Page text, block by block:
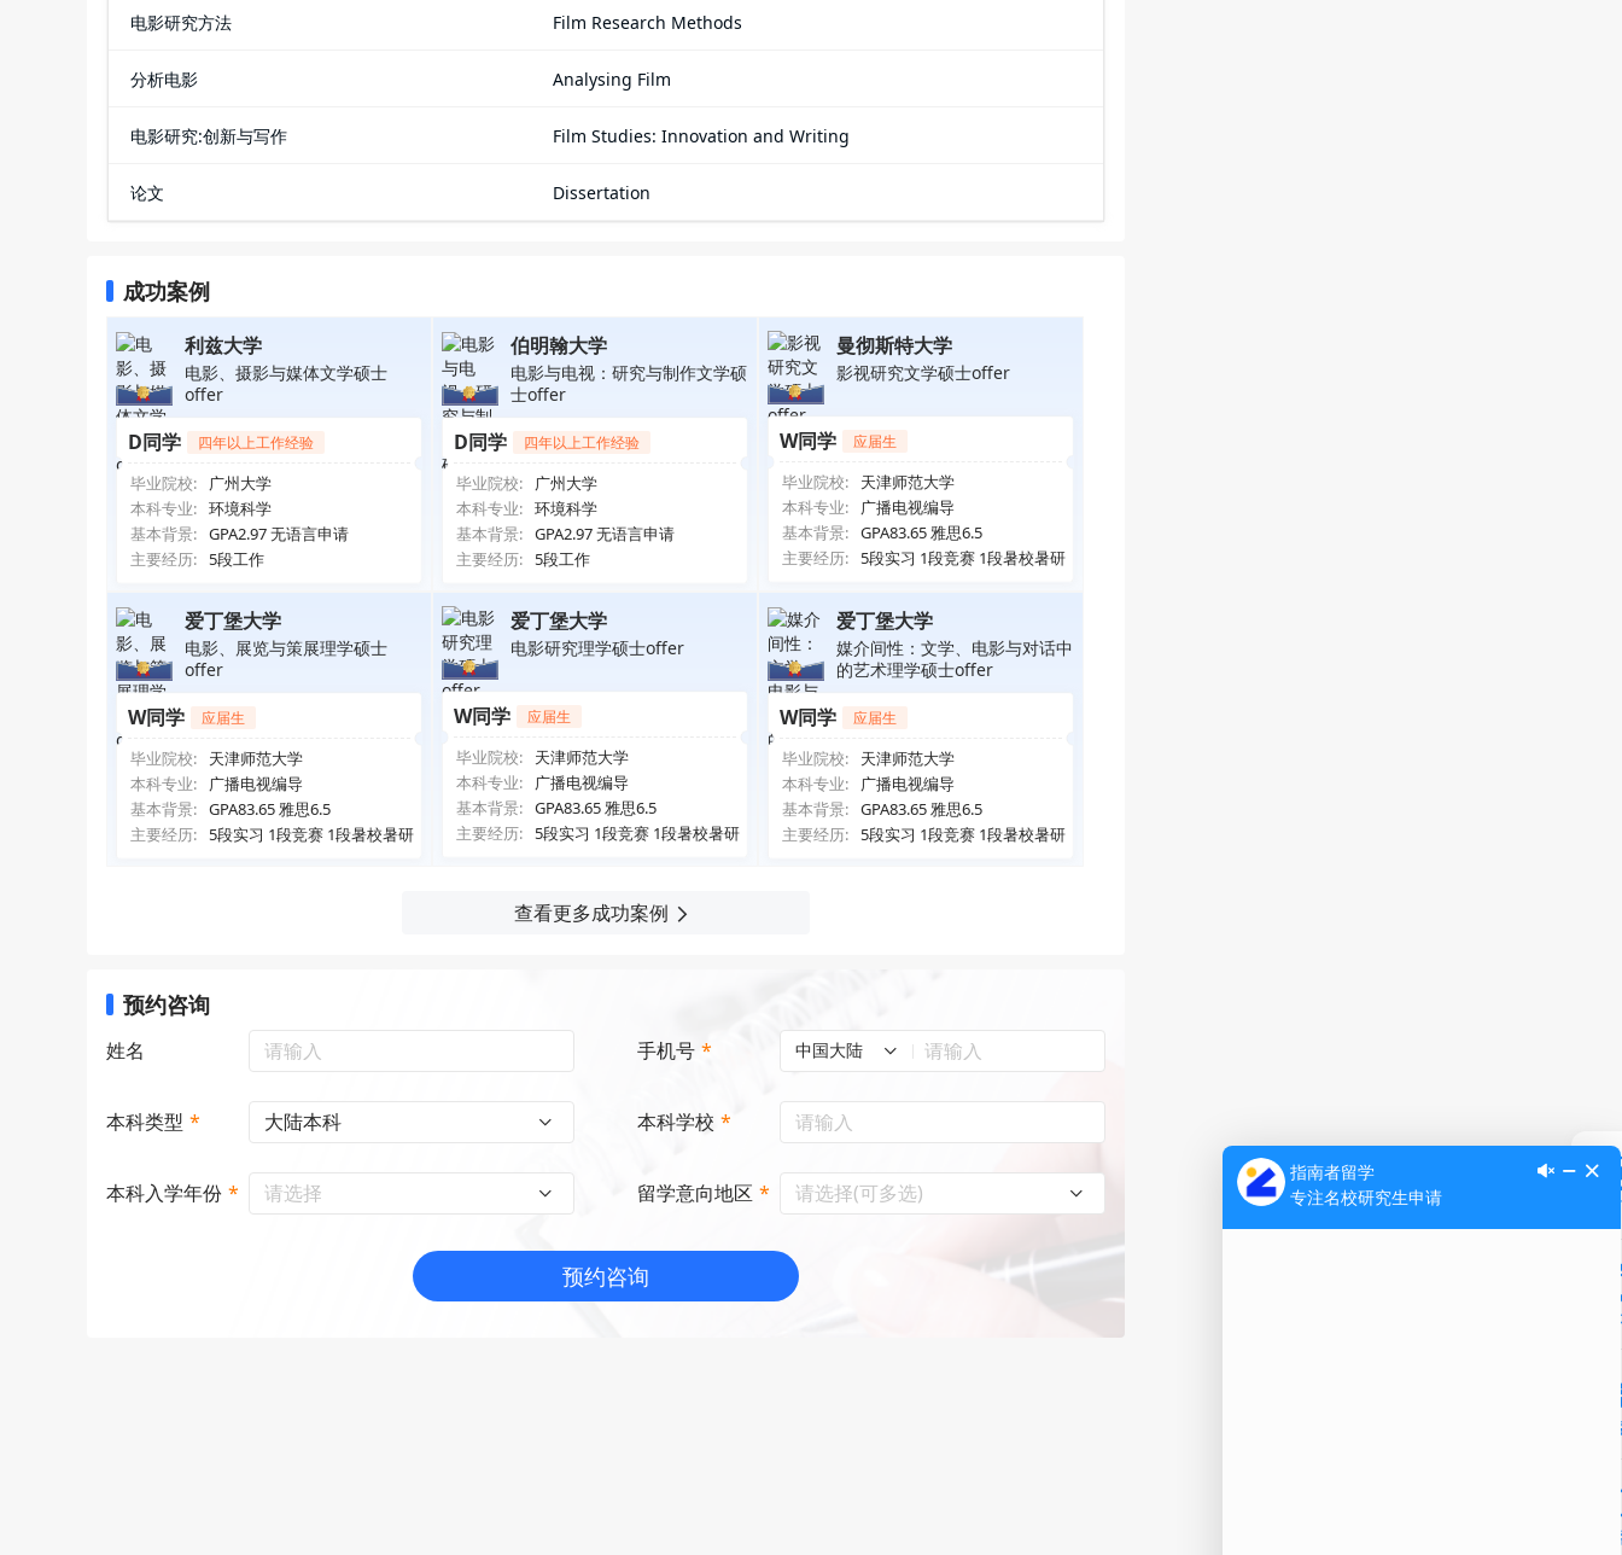
电影研究方法 Film Research Methods
分析电影 Analysing Film
电影研究:创新与写作 Film Studies: Innovation and Writing
论文 Dissertation
成功案例
利兹大学
电影、摄影与媒体文学硕士
offer
D同学 四年以上工作经验
毕业院校:
广州大学
本科专业: 环境科学
基本背景: GPA2.97 无语言申请
主要经历:
5段工作
伯明翰大学
电影与电视：研究与制作文学硕
士offer
D同学 四年以上工作经验
毕业院校:
广州大学
本科专业: 环境科学
基本背景: GPA2.97 无语言申请
主要经历:
5段工作
曼彻斯特大学
影视研究文学硕士offer
W同学 应届生
毕业院校:
天津师范大学
本科专业:
广播电视编导
基本背景: GPA83.65 雅思6.5
主要经历:
5段实习 1段竞赛 1段暑校暑研
爱丁堡大学
电影、展览与策展理学硕士
offer
W同学 应届生
毕业院校:
天津师范大学
本科专业:
广播电视编导
基本背景: GPA83.65 雅思6.5
主要经历:
5段实习 1段竞赛 1段暑校暑研
爱丁堡大学
电影研究理学硕士offer
W同学 应届生
毕业院校:
天津师范大学
本科专业:
广播电视编导
基本背景: GPA83.65 雅思6.5
主要经历:
5段实习 1段竞赛 1段暑校暑研
爱丁堡大学
媒介间性：文学、电影与对话中
的艺术理学硕士offer
W同学 应届生
毕业院校:
天津师范大学
本科专业:
广播电视编导
基本背景: GPA83.65 雅思6.5
主要经历:
5段实习 1段竞赛 1段暑校暑研
查看更多成功案例
预约咨询
姓名 手机号 * 中国大陆
本科类型 * 大陆本科 本科学校 *
本科入学年份 * 请选择 留学意向地区 * 请选择(可多选)
预约咨询
公
微
在